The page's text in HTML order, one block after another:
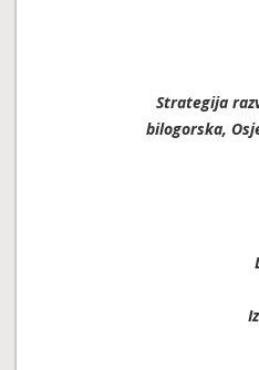
Strategija
bilogorska,